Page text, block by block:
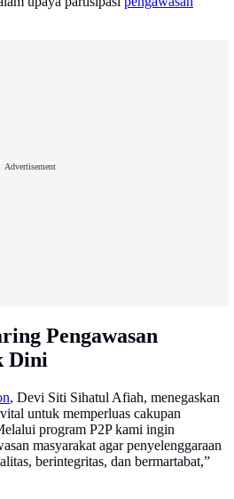
Advertisement
Pengawasan
Dini
, Devi Siti Sihatul Afiah, menegaskan
untuk memperluas cakupan
program P2P kami ingin
masyarakat agar penyelenggaraan
berintegritas, dan bermartabat,”